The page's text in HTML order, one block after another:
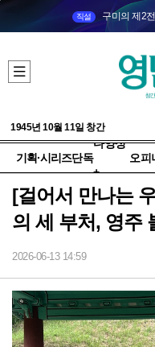
직설 구미의 제2
1945년 10월 11일 창간
기획·시리즈단독
다양성
+
오피
[걸어서 만나는
의 세 부처, 영주
2026-06-13 14:59